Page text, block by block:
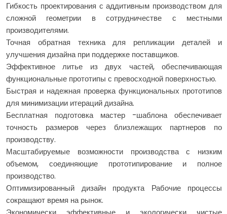
Гибкость проектирования с аддитивным производством для
сложной геометрии в сотрудничестве с местными
производителями.
Точная обратная техника для репликации деталей и
улучшения дизайна при поддержке поставщиков.
Эффективное литье из двух частей, обеспечивающая
функциональные прототипы с превосходной поверхностью.
Быстрая и надежная проверка функциональных прототипов
для минимизации итераций дизайна.
Бесплатная подготовка мастер -шаблона обеспечивает
точность размеров через близлежащих партнеров по
производству.
Масштабируемые возможности производства с низким
объемом, соединяющие прототипирование и полное
производство.
Оптимизированный дизайн продукта Рабочие процессы
сокращают время на рынок.